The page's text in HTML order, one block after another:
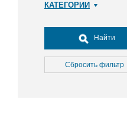
КАТЕГОРИИ
Досуг, туризм и отдых
Культура
Медицина
Найти
Сбросить фильтр